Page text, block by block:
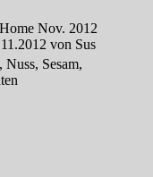
Nov. 2012
von Sus
Nuss, Sesam,